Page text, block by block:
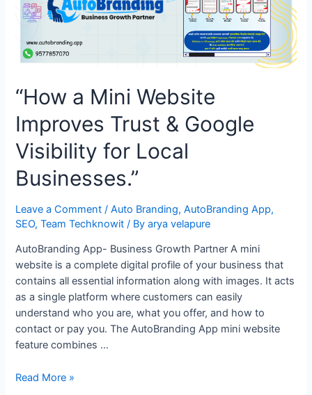
Vehicle
Advertising”
“How a Mini Website
Improves Trust & Google
Visibility for Local
Businesses.”
Leave a Comment /Auto Branding,AutoBranding App,
SEO,Team Techknowit / Byarya velapure
AutoBranding App- Business Growth Partner A mini
website is a complete digital profile of your business that
contains all essential information along with images. It acts
as a single platform where customers can easily
understand who you are, what you offer, and how to
contact or pay you. The AutoBranding App mini website
feature combines …
“How
Read More »